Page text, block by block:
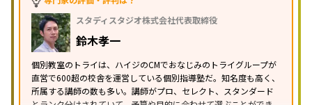
特徴
応
学習にPC・タブレットを利用
科目から受講可能季節講習のみの受講可
の子どもに対応
※2023年3月調査。
スタディスタジオ株式会社代表取締役
鈴木孝一
個別教室のトライは、ハイジのCMでおなじみのトライグループが
直営で600超の校舎を運営している個別指導塾だ。知名度も高く、
所属する講師の数も多い。講師がプロ、セレクト、スタンダード